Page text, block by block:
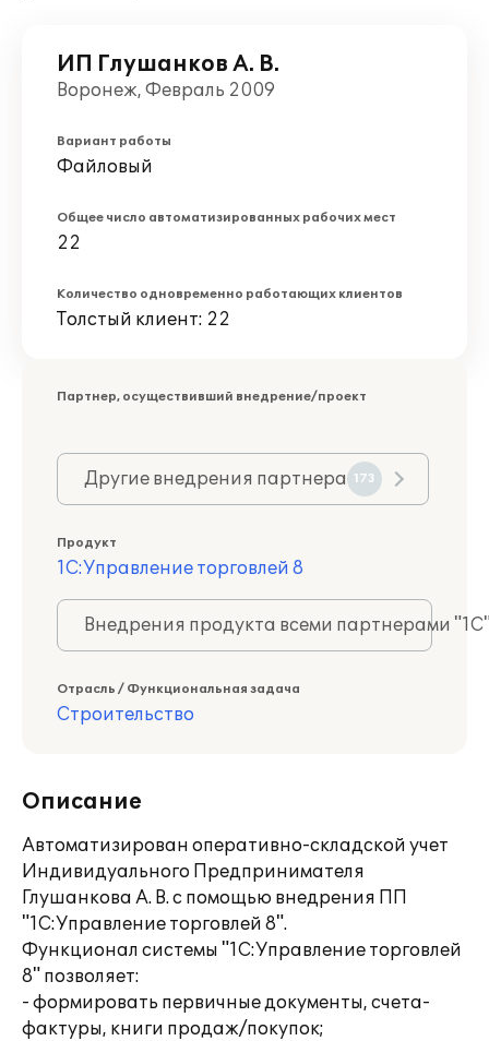
ИП Глушанков А. В.
Воронеж, Февраль 2009
Вариант работы
Файловый
Общее число автоматизированных рабочих мест
22
Количество одновременно работающих клиентов
Толстый клиент: 22
Партнер, осуществивший внедрение/проект
Другие внедрения партнера 173
Продукт
1С:Управление торговлей 8
Внедрения продукта всеми партнерами
Отрасль / Функциональная задача
Строительство
Описание
Автоматизирован оперативно-складской учет
Индивидуального Предпринимателя
Глушанкова А. В. с помощью внедрения ПП
"1С:Управление торговлей 8".
Функционал системы "1С:Управление торговлей
8" позволяет:
- формировать первичные документы, счета-
фактуры, книги продаж/покупок;